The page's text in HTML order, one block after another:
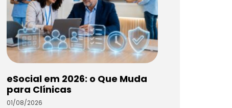
eSocial em 2026: o Que Muda
para Clínicas
01/08/2026